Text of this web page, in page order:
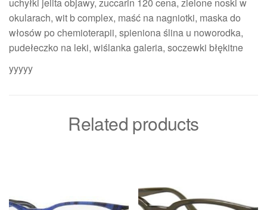
okularach, wit b complex, maść na nagniotki, maska do
włosów po chemioterapii, spieniona ślina u noworodka,
pudełeczko na leki, wiślanka galeria, soczewki błękitne
yyyyy
Related products